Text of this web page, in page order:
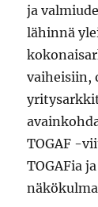
ja
lähinnä
vaiheisiin,
TOGAF -
TOGAFia